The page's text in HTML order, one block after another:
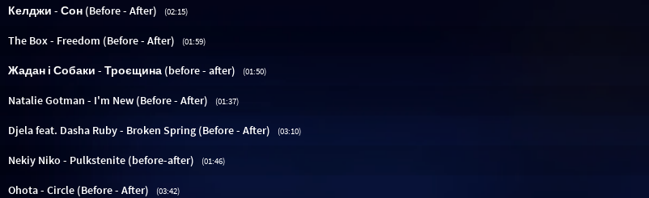
Келджи - Сон (Before - After) (02:15)
The Box - Freedom (Before - After) (01:59)
Жадан і Собаки - Троєщина (before - after) (01:50)
Natalie Gotman - I'm New (Before - After) (01:37)
Djela feat. Dasha Ruby - Broken Spring (Before - After) (03:10)
Nekiy Niko - Pulkstenite (before-after) (01:46)
Ohota - Circle (Before - After) (03:42)